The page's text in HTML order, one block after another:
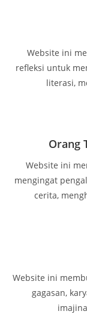
Website ini
refleksi untuk
literasi,
Orang
Website ini
mengingat
cerita,
Website ini
gagasan,